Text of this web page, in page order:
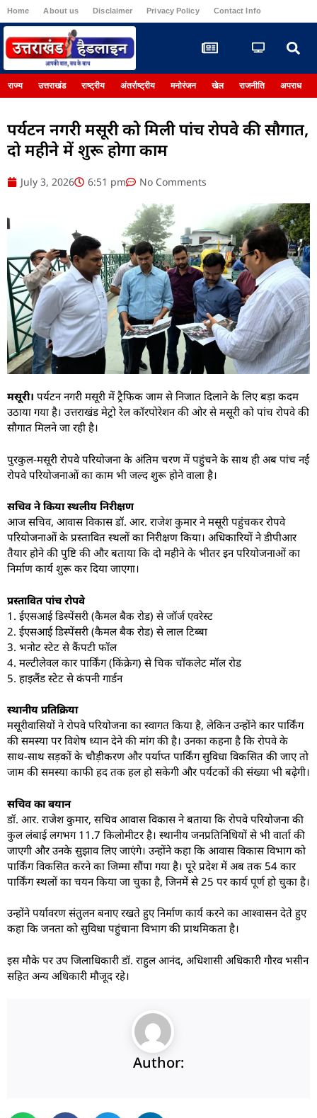
Home About us Disclaimer Privacy Policy Contact Info
राज्य उत्तराखंड राष्ट्रीय अंतर्राष्ट्रीय मनोरंजन खेल राजनीति अपराध
पर्यटन नगरी मसूरी को मिली पांच रोपवे की सौगात,
दो महीने में शुरू होगा काम
July 3, 2026 6:51 pm No Comments
मसूरी। पर्यटन नगरी मसूरी में ट्रैफिक जाम से निजात दिलाने के लिए बड़ा कदम
उठाया गया है। उत्तराखंड मेट्रो रेल कॉरपोरेशन की ओर से मसूरी को पांच रोपवे की
सौगात मिलने जा रही है।
पुरकुल-मसूरी रोपवे परियोजना के अंतिम चरण में पहुंचने के साथ ही अब पांच नई
रोपवे परियोजनाओं का काम भी जल्द शुरू होने वाला है।
सचिव ने किया स्थलीय निरीक्षण
आज सचिव, आवास विकास डॉ. आर. राजेश कुमार ने मसूरी पहुंचकर रोपवे
परियोजनाओं के प्रस्तावित स्थलों का निरीक्षण किया। अधिकारियों ने डीपीआर
तैयार होने की पुष्टि की और बताया कि दो महीने के भीतर इन परियोजनाओं का
निर्माण कार्य शुरू कर दिया जाएगा।
प्रस्तावित पांच रोपवे
1. ईएसआई डिस्पेंसरी (कैमल बैक रोड) से जॉर्ज एवरेस्ट
2. ईएसआई डिस्पेंसरी (कैमल बैक रोड) से लाल टिब्बा
3. भनोट स्टेट से कैंपटी फॉल
4. मल्टीलेवल कार पार्किंग (किंक्रेग) से चिक चॉकलेट मॉल रोड
5. हाइलैंड स्टेट से कंपनी गार्डन
स्थानीय प्रतिक्रिया
मसूरीवासियों ने रोपवे परियोजना का स्वागत किया है, लेकिन उन्होंने कार पार्किंग
की समस्या पर विशेष ध्यान देने की मांग की है। उनका कहना है कि रोपवे के
साथ-साथ सड़कों के चौड़ीकरण और पर्याप्त पार्किंग सुविधा विकसित की जाए तो
जाम की समस्या काफी हद तक हल हो सकेगी और पर्यटकों की संख्या भी बढ़ेगी।
सचिव का बयान
डॉ. आर. राजेश कुमार, सचिव आवास विकास ने बताया कि रोपवे परियोजना की
कुल लंबाई लगभग 11.7 किलोमीटर है। स्थानीय जनप्रतिनिधियों से भी वार्ता की
जाएगी और उनके सुझाव लिए जाएंगे। उन्होंने कहा कि आवास विकास विभाग को
पार्किंग विकसित करने का जिम्मा सौंपा गया है। पूरे प्रदेश में अब तक 54 कार
पार्किंग स्थलों का चयन किया जा चुका है, जिनमें से 25 पर कार्य पूर्ण हो चुका है।
उन्होंने पर्यावरण संतुलन बनाए रखते हुए निर्माण कार्य करने का आश्वासन देते हुए
कहा कि जनता को सुविधा पहुंचाना विभाग की प्राथमिकता है।
इस मौके पर उप जिलाधिकारी डॉ. राहुल आनंद, अधिशासी अधिकारी गौरव भसीन
सहित अन्य अधिकारी मौजूद रहे।
Author: